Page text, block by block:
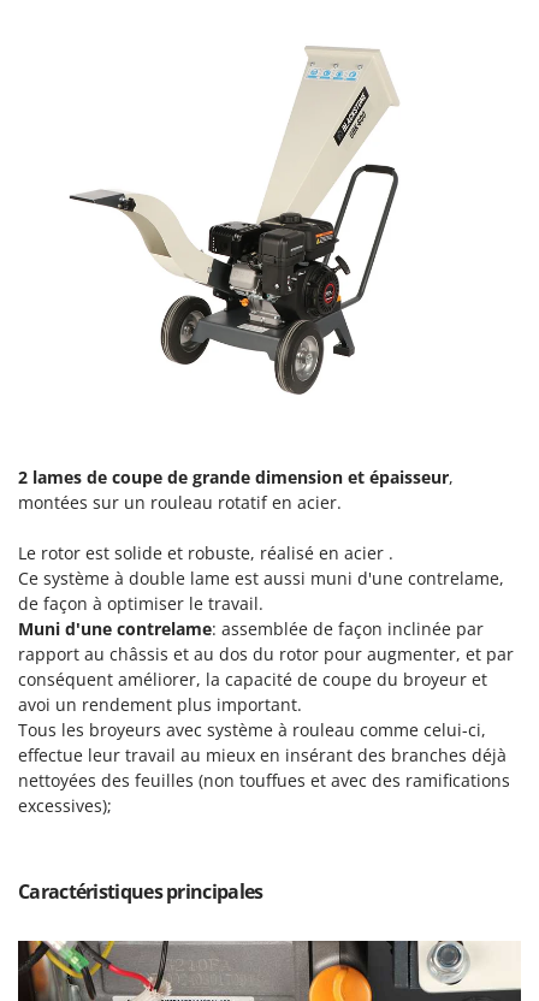
Prismafood
Ripartrak
River Systems
Robomow
Rossofuoco
Rover Pompe
Royal Food
Ryobi
S
S.T.P.
Sbaraglia
Seven Italy
Shark
2 lames de coupe de grande dimension et épaisseur,
montées sur un rouleau rotatif en acier.
Le rotor est solide et robuste, réalisé en acier .
Ce système à double lame est aussi muni d'une contrelame,
de façon à optimiser le travail.
Muni d'une contrelame: assemblée de façon inclinée par
rapport au châssis et au dos du rotor pour augmenter, et par
conséquent améliorer, la capacité de coupe du broyeur et
avoi un rendement plus important.
Tous les broyeurs avec système à rouleau comme celui-ci,
effectue leur travail au mieux en insérant des branches déjà
nettoyées des feuilles (non touffues et avec des ramifications
excessives);
Caractéristiques principales